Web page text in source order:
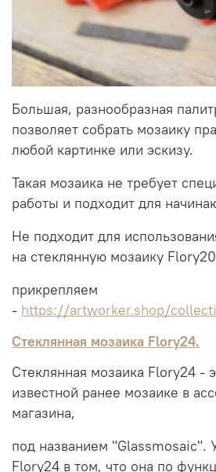
Большая, разнообразная
позволяет собрать мозаику
любой картинке или эскизу.
Такая мозаика не требует
работы и подходит для
Не подходит для
на стеклянную мозаику Flory20
прикрепляем
- https://artworker.shop/
Стеклянная мозаика Flory24.
Стеклянная мозаика Flory24 -
известной ранее мозаике в
магазина,
под названием "Glassmosaic".
Flory24 в том, что она по